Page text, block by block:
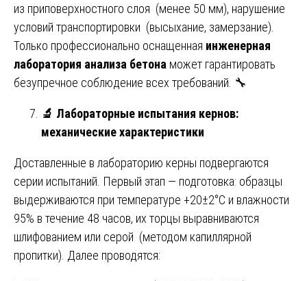
из приповерхностного слоя (менее 50 мм), нарушение
условий транспортировки (высыхание, замерзание).
Только профессионально оснащенная инженерная
лаборатория анализа бетона может гарантировать
безупречное соблюдение всех требований. 🔧
🔬 Лабораторные испытания кернов:
механические характеристики
Доставленные в лабораторию керны подвергаются
серии испытаний. Первый этап — подготовка: образцы
выдерживаются при температуре +20±2°C и влажности
95% в течение 48 часов, их торцы выравниваются
шлифованием или серой (методом капиллярной
пропитки). Далее проводятся: